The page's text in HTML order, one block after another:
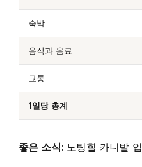
숙박
음식과 음료
교통
1일당 총계
좋은 소식: 노팅힐 카니발